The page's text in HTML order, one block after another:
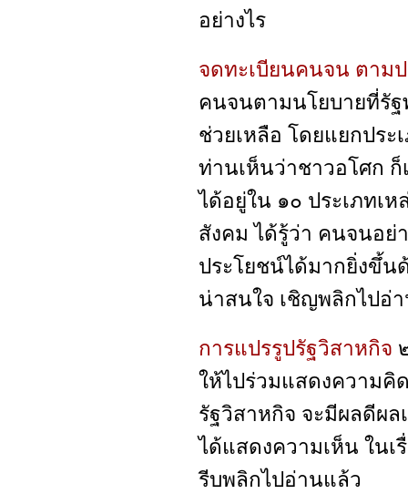
อย่างไร
จดทะเบียนคนจน ตาม
คนจนตามนโยบายที่รัฐ
ช่วยเหลือ โดยแยกประ
ท่านเห็นว่าชาวอโศก
ได้อยู่ใน ๑๐ ประเภทเ
สังคม ได้รู้ว่า คนจนอย่
ประโยชน์ได้มากยิ่งขึ้น
น่าสนใจ เชิญพลิกไปอ่
การแปรรูปรัฐวิสาหกิจ
ให้ไปร่วมแสดงความคิ
รัฐวิสาหกิจ จะมีผลดีผล
ได้แสดงความเห็น ในเ
รีบพลิกไปอ่านแล้ว